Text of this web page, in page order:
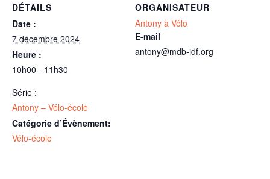
DÉTAILS
Date :
7 décembre 2024
Heure :
10h00 - 11h30
Série :
Antony – Vélo-école
Catégorie d’Évènement:
Vélo-école
ORGANISATEUR
Antony à Vélo
E-mail
antony@mdb-idf.org